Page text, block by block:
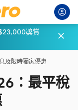
獎賞

及限時獨家優惠
：最平稅